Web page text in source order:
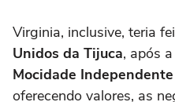
Virginia, inclusive, teria
Unidos da Tijuca, após
Mocidade
oferecendo valores, as